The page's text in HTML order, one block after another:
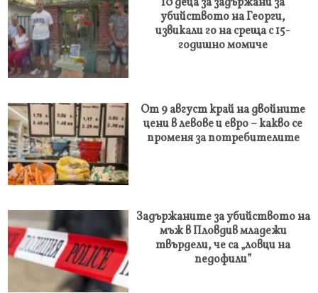
убийството на Георги,
извикали го на среща с 15-
годишно момиче
От 9 август край на двойните
цени в левове и евро – какво се
променя за потребителите
Задържаните за убийството на
мъж в Пловдив младежи
твърдели, че са „ловци на
педофили”